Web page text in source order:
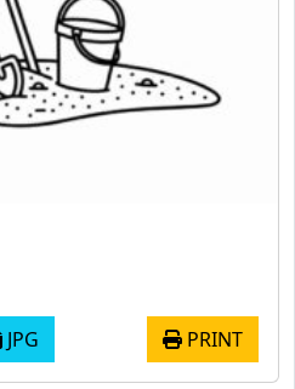
JPG PRINT